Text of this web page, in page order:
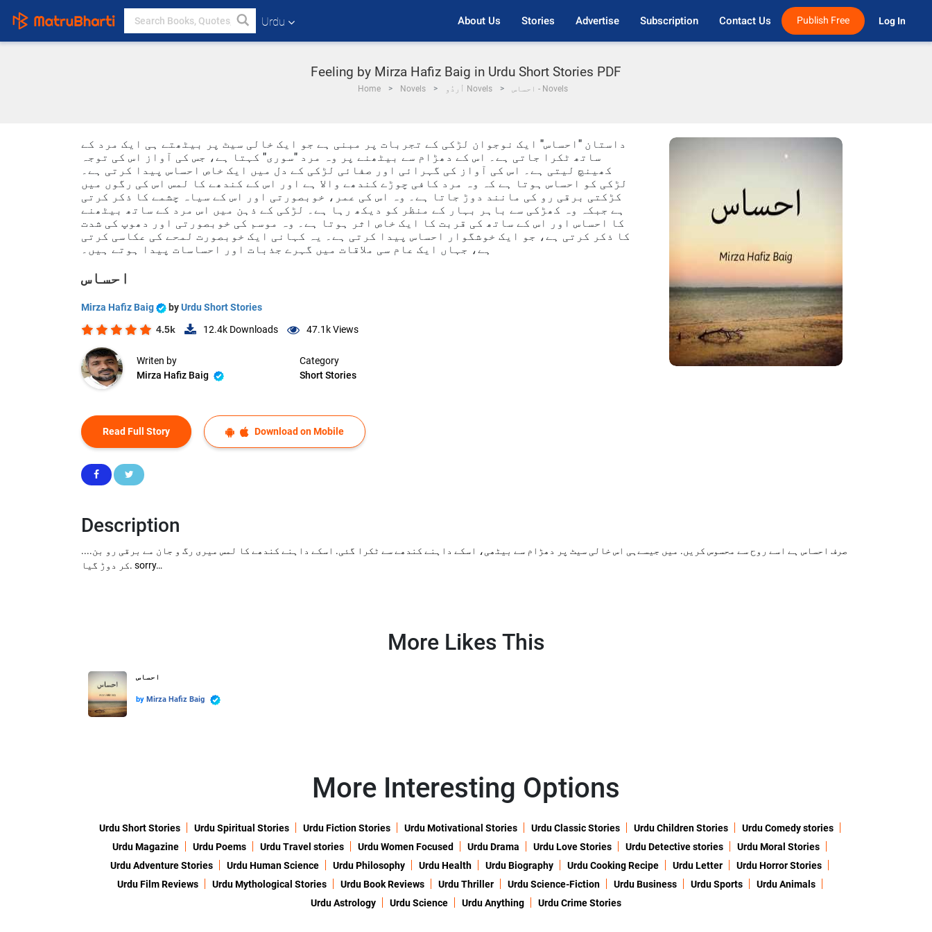
Urdu About Us Stories Advertise Subscription Contact Us Publish Free Log In
Feeling by Mirza Hafiz Baig in Urdu Short Stories PDF
Home Novels اُردُو Novels احساس - Novels
داستان "احساس" ایک نوجوان لڑکی کے تجربات پر مبنی ہے جو ایک خالی سیٹ پر بیٹھتے ہی ایک مرد کے
ساتھ ٹکرا جاتی ہے۔ اس کے دھڑام سے بیٹھنے پر وہ مرد "سوری" کہتا ہے، جس کی آواز اس کی توجہ
کھینچ لیتی ہے۔ اس کی آواز کی گہرائی اور صفائی لڑکی کے دل میں ایک خاص احساس پیدا کرتی ہے۔
لڑکی کو احساس ہوتا ہے کہ وہ مرد کافی چوڑے کندھے والا ہے اور اس کے کندھے کا لمس اس کی رگوں میں
کڑکتی برقی رو کی مانند دوڑ جاتا ہے۔ وہ اس کی عمر، خوبصورتی اور اس کے سیاہ چشمے کا ذکر کرتی
ہے جبکہ وہ کھڑکی سے باہر بہار کے منظر کو دیکھ رہا ہے۔ لڑکی کے ذہن میں اس مرد کے ساتھ بیٹھنے
کا احساس اور اس کے ساتھ کی قربت کا ایک خاص اثر ہوتا ہے۔ وہ موسم کی خوبصورتی اور دھوپ کی شدت
کا ذکر کرتی ہے، جو ایک خوشگوار احساس پیدا کرتی ہے۔ یہ کہانی ایک خوبصورت لمحے کی عکاسی کرتی
ہے، جہاں ایک عام سی ملاقات میں گہرے جذبات اور احساسات پیدا ہوتے ہیں۔
احساس
Mirza Hafiz Baig byUrdu Short Stories
4.5k 12.4k Downloads 47.1kViews
Writen by
Mirza Hafiz Baig
Category
Short Stories
Read Full Story Download on Mobile
Description
....صرف احساس ہے اسے روح سے محسوس کریں. میں جیسےہی اس خالی سیٹ پر دھڑام سے بیٹھی، اسکے داہنے کندھے سے ٹکرا گئی. اسکے داہنے کندھے کا لمس میری رگ و جان مے برقی رو بن
کر دوڑ گیا. sorry…
More Likes This
احساس
by Mirza Hafiz Baig
More Interesting Options
Urdu Short Stories Urdu Spiritual Stories Urdu Fiction Stories Urdu Motivational Stories Urdu Classic Stories Urdu Children Stories
Urdu Comedy stories
Urdu Magazine
Urdu Poems Urdu Travel stories Urdu Women Focused Urdu Drama Urdu Love Stories Urdu Detective stories
Urdu Moral Stories
Urdu Adventure Stories
Urdu Human Science Urdu Philosophy Urdu Health Urdu Biography Urdu Cooking Recipe Urdu Letter
Urdu Horror Stories
Urdu Film Reviews
Urdu Mythological Stories Urdu Book Reviews Urdu Thriller Urdu Science-Fiction Urdu Business Urdu Sports
Urdu Animals
Urdu Astrology
Urdu Science Urdu Anything Urdu Crime Stories